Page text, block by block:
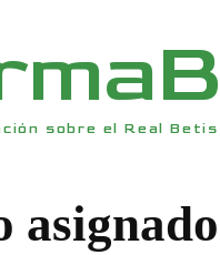
sobre el Real Betis